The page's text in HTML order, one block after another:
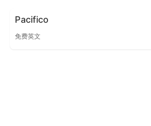
Pacifico
Pacifico
免费英文